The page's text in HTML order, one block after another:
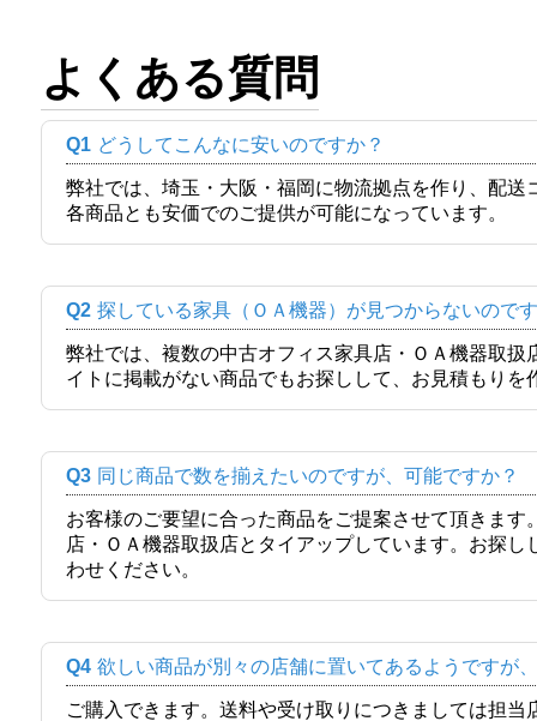
よくある質問
Q1 どうしてこんなに安いのですか？
弊社では、埼玉・大阪・福岡に物流拠点を作り、配
各商品とも安価でのご提供が可能になっています。
Q2 探している家具（ＯＡ機器）が見つからないので
弊社では、複数の中古オフィス家具店・ＯＡ機器取
イトに掲載がない商品でもお探しして、お見積もりを
Q3 同じ商品で数を揃えたいのですが、可能ですか？
お客様のご要望に合った商品をご提案させて頂きま
店・ＯＡ機器取扱店とタイアップしています。お探
わせください。
Q4 欲しい商品が別々の店舗に置いてあるようですが
ご購入できます。送料や受け取りにつきましては担